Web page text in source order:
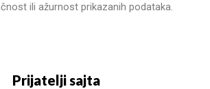
ili ažurnost prikazanih podataka.
Prijatelji sajta